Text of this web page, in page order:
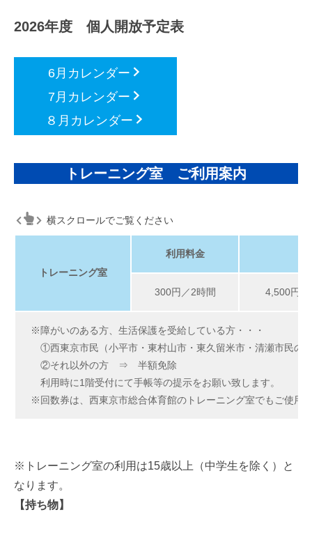
2026年度 個人開放予定表
6月カレンダー
7月カレンダー
８月カレンダー
トレーニング室 ご利用案内
横スクロールでご覧ください
トレーニング室
利用料金
300円／2時間 4,500円
※障がいのある方、生活保護を受給している方・・・
①西東京市民（小平市・東村山市・東久留米市・清瀬市民
②それ以外の方 ⇒ 半額免除
利用時に1階受付にて手帳等の提示をお願い致します。
※回数券は、西東京市総合体育館のトレーニング室でもご使用
※トレーニング室の利用は15歳以上（中学生を除く）と
なります。
【持ち物】